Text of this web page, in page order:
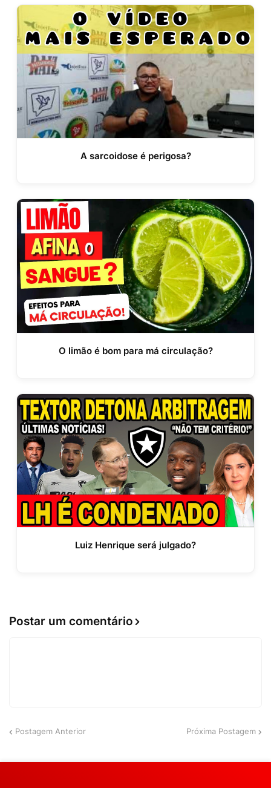
A sarcoidose é perigosa?
O limão é bom para má circulação?
Luiz Henrique será julgado?
Postar um comentário
Postagem Anterior Próxima Postagem